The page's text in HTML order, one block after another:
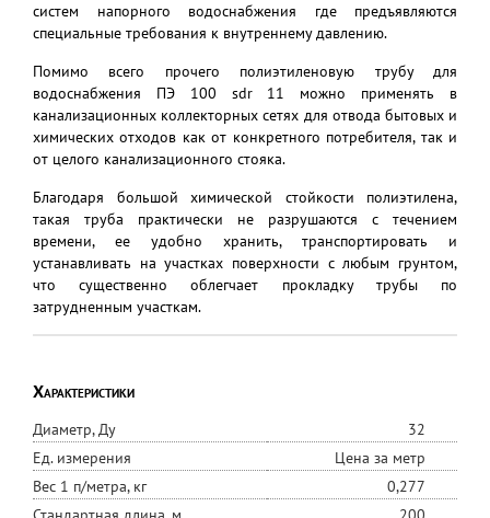
систем напорного водоснабжения где предъявляются
специальные требования к внутреннему давлению.
Помимо всего прочего полиэтиленовую трубу для
водоснабжения ПЭ 100 sdr 11 можно применять в
канализационных коллекторных сетях для отвода бытовых и
химических отходов как от конкретного потребителя, так и
от целого канализационного стояка.
Благодаря большой химической стойкости полиэтилена,
такая труба практически не разрушаются с течением
времени, ее удобно хранить, транспортировать и
устанавливать на участках поверхности с любым грунтом,
что существенно облегчает прокладку трубы по
затрудненным участкам.
Характеристики
Диаметр, Ду
32
Ед. измерения
Цена за метр
Вес 1 п/метра, кг
0,277